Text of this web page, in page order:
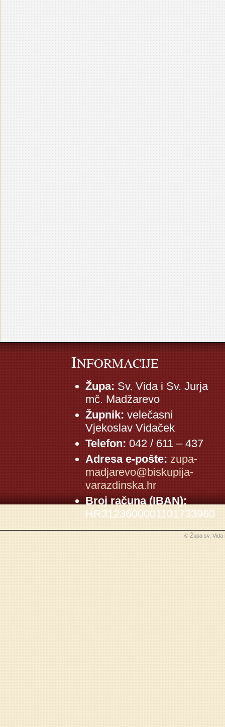
INFORMACIJE
Župa: Sv. Vida i Sv. Jurja
mč. Madžarevo
Župnik: velečasni
Vjekoslav Vidaček
Telefon: 042 / 611 – 437
Adresa e-pošte: zupa-
madjarevo@biskupija-
varazdinska.hr
Broj računa (IBAN):
HR3123600001101733960
© Župa sv. Vida